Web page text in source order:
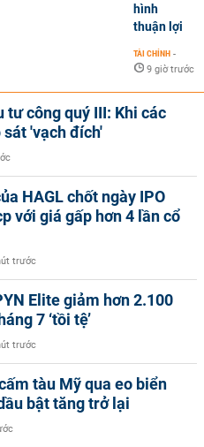
hình
thuận lợi
TÀI CHÍNH -
9 giờ trước
tư công quý III: Khi các
'vạch đích'
HAGL chốt ngày IPO
với giá gấp hơn 4 lần cổ
trước
Elite giảm hơn 2.100
7 ‘tồi tệ’
trước
tàu Mỹ qua eo biển
bật tăng trở lại